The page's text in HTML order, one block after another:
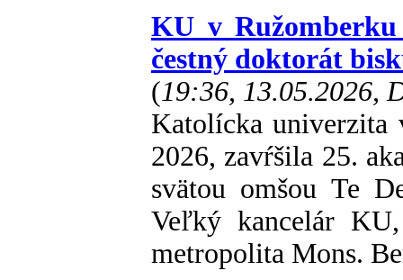
KU v
čestný doktorát
(19:36, 13.05.2026,
Katolícka univerzita
2026, zavŕšila 25.
svätou omšou Te
Veľký kancelár
metropolita Mons.